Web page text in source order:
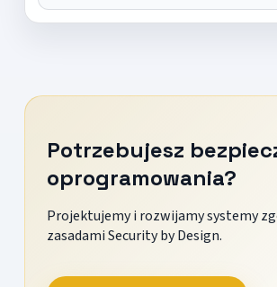
Potrzebujesz
oprogramowania?
Projektujemy i rozwijamy systemy
zasadami Security by Design.